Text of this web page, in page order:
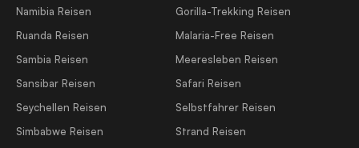
Namibia Reisen
Ruanda Reisen
Sambia Reisen
Sansibar Reisen
Seychellen Reisen
Simbabwe Reisen
Gorilla-Trekking Reisen
Malaria-Free Reisen
Meeresleben Reisen
Safari Reisen
Selbstfahrer Reisen
Strand Reisen